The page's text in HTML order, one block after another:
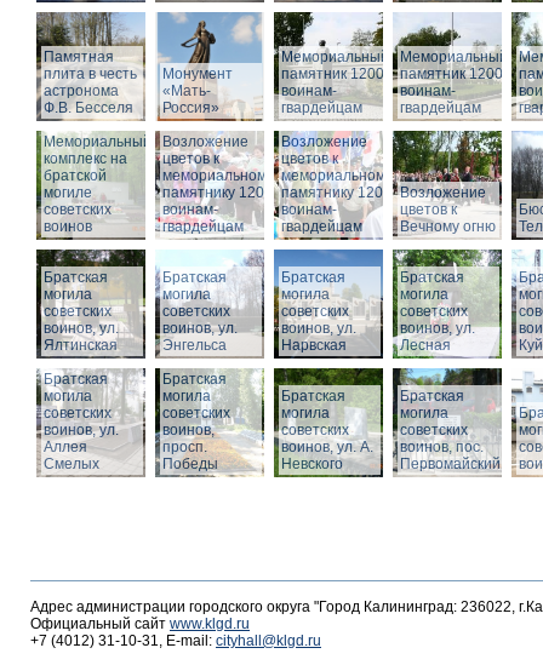
Памятная
плита в честь
астронома
Ф.В. Бесселя
Монумент
«Мать-
Россия»
Мемориальный
памятник 1200
воинам-
гвардейцам
Мемориальный
памятник 1200
воинам-
гвардейцам
Мемориальный
комплекс на
братской
могиле
советских
воинов
Возложение
цветов к
мемориальному
памятнику 1200
воинам-
гвардейцам
Возложение
цветов к
мемориальному
памятнику 1200
воинам-
гвардейцам
Возложение
цветов к
Вечному огню
Братская
могила
советских
воинов, ул.
Ялтинская
Братская
могила
советских
воинов, ул.
Энгельса
Братская
могила
советских
воинов, ул.
Нарвская
Братская
могила
советских
воинов, ул.
Лесная
Братская
могила
советских
воинов, ул.
Аллея
Смелых
Братская
могила
советских
воинов,
просп.
Победы
Братская
могила
советских
воинов, ул. А.
Невского
Братская
могила
советских
воинов, пос.
Первомайский
Адрес администрации городского округа "Город Калининград: 236022,
Официальный сайт www.klgd.ru
+7 (4012) 31-10-31, E-mail: cityhall@klgd.ru